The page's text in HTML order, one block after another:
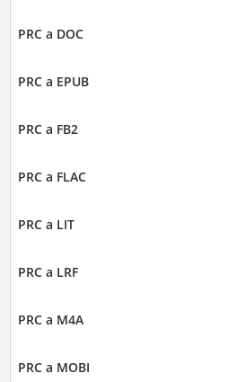
PRC a DOC
PRC a EPUB
PRC a FB2
PRC a FLAC
PRC a LIT
PRC a LRF
PRC a M4A
PRC a MOBI